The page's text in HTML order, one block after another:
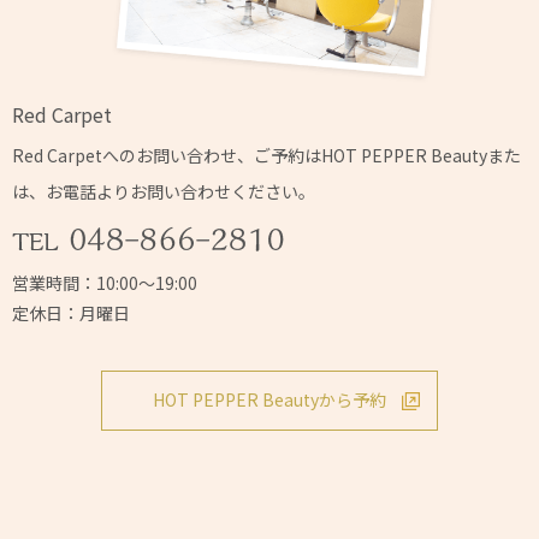
Red Carpet
Red Carpetへの お問い合わせ、ご予約はHOT PEPPER Beautyまた
は、 お電話よりお問い合わせください。
営業時間：10:00～19:00
定休日：月曜日
HOT PEPPER Beautyから予約